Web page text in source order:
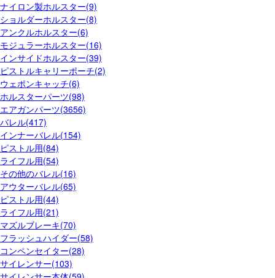
ナイロン製ホルスター(9)
ショルダーホルスター(8)
アンクルホルスター(6)
モジュラーホルスター(16)
インサイドホルスター(39)
ピストルキャリーポーチ(2)
ウェポンキャッチ(6)
ホルスターパーツ(98)
エアガンパーツ(3656)
バレル(417)
インナーバレル(154)
ピストル用(84)
ライフル用(54)
その他のバレル(16)
アウターバレル(65)
ピストル用(44)
ライフル用(21)
マズルブレーキ(70)
フラッシュハイダー(58)
コンペンセイター(28)
サイレンサー(103)